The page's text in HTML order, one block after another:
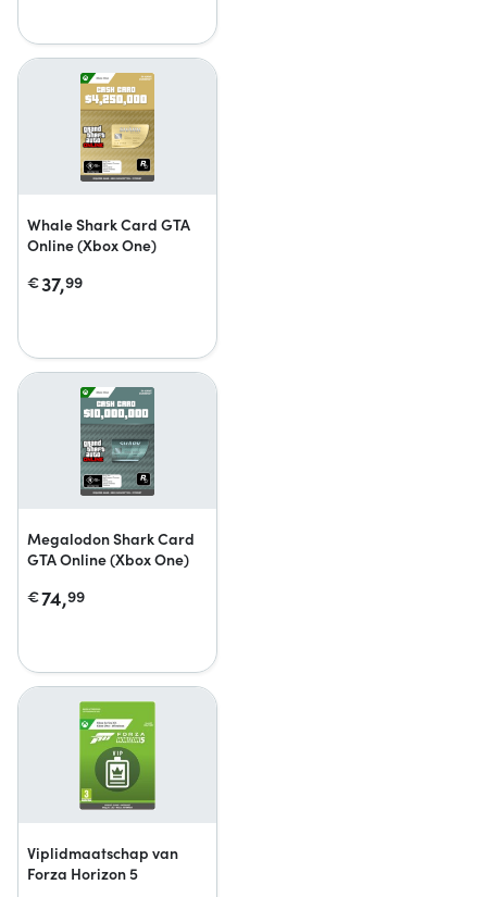
Whale Shark Card GTA
Online (Xbox One)
€37,99
Megalodon Shark Card
GTA Online (Xbox One)
€74,99
Viplidmaatschap van
Forza Horizon 5